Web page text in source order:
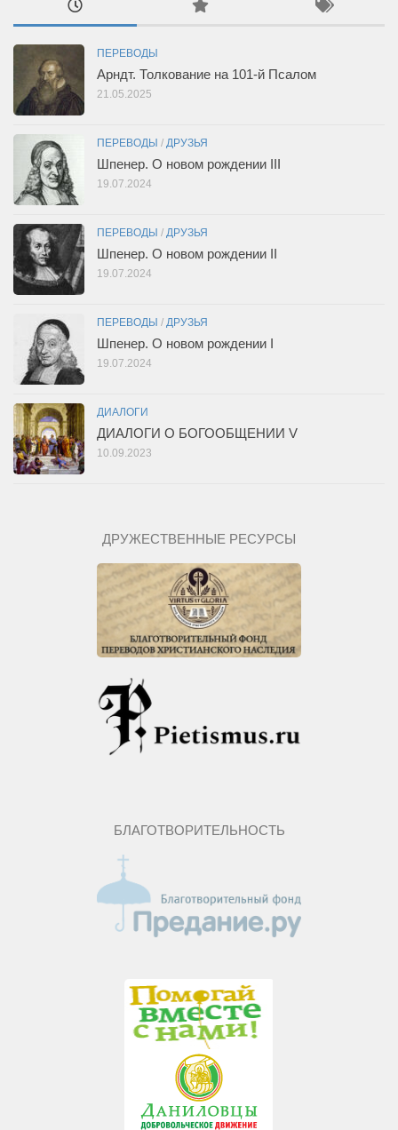
ПЕРЕВОДЫ
Арндт. Толкование на 101-й Псалом
21.05.2025
ПЕРЕВОДЫ / ДРУЗЬЯ
Шпенер. О новом рождении III
19.07.2024
ПЕРЕВОДЫ / ДРУЗЬЯ
Шпенер. О новом рождении II
19.07.2024
ПЕРЕВОДЫ / ДРУЗЬЯ
Шпенер. О новом рождении I
19.07.2024
ДИАЛОГИ
ДИАЛОГИ О БОГООБЩЕНИИ V
10.09.2023
ДРУЖЕСТВЕННЫЕ РЕСУРСЫ
БЛАГОТВОРИТЕЛЬНОСТЬ